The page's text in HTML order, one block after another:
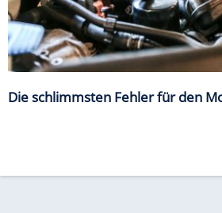
Die schlimmsten Fehler für den